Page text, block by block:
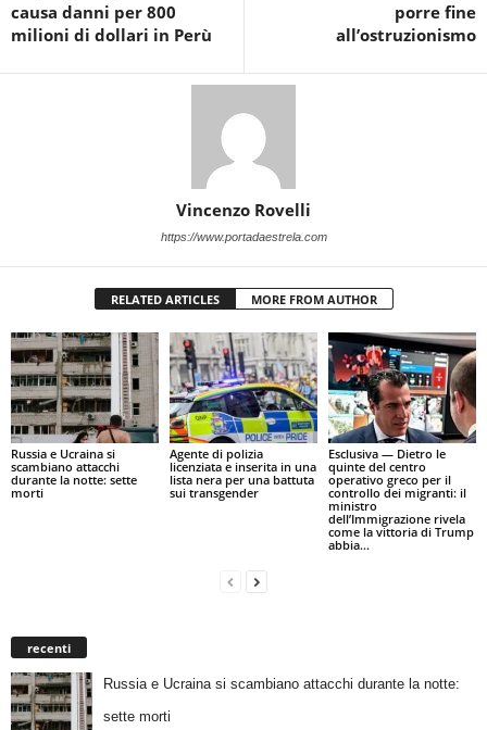
causa danni per 800
milioni di dollari in Perù
porre fine
all’ostruzionismo
Vincenzo Rovelli
https://www.portadaestrela.com
RELATED ARTICLES MORE FROM AUTHOR
Russia e Ucraina si
scambiano attacchi
durante la notte: sette
morti
Agente di polizia
licenziata e inserita in una
lista nera per una battuta
sui transgender
Esclusiva — Dietro le
quinte del centro
operativo greco per il
controllo dei migranti: il
ministro
dell’Immigrazione rivela
come la vittoria di Trump
abbia...
recenti
Russia e Ucraina si scambiano attacchi durante la notte:
sette morti